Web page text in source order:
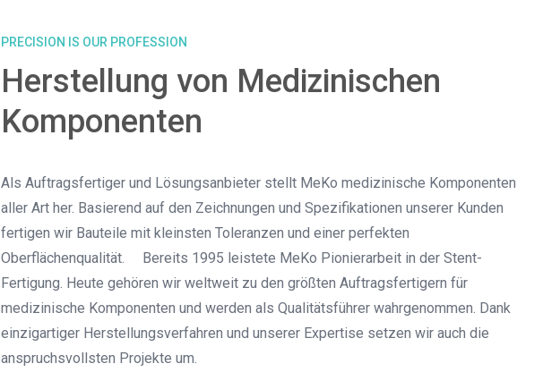
PRECISION IS OUR PROFESSION
Herstellung von Medizinischen
Komponenten
Als Auftragsfertiger und Lösungsanbieter stellt MeKo medizinische Komponenten
aller Art her. Basierend auf den Zeichnungen und Spezifikationen unserer Kunden
fertigen wir Bauteile mit kleinsten Toleranzen und einer perfekten
Oberflächenqualität. Bereits 1995 leistete MeKo Pionierarbeit in der Stent-
Fertigung. Heute gehören wir weltweit zu den größten Auftragsfertigern für
medizinische Komponenten und werden als Qualitätsführer wahrgenommen. Dank
einzigartiger Herstellungsverfahren und unserer Expertise setzen wir auch die
anspruchsvollsten Projekte um.